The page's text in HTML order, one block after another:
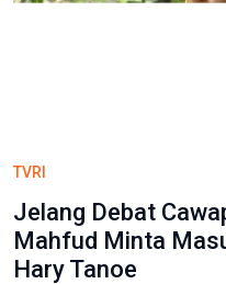
TVRI
Jelang Debat
Mahfud Minta
Hary Tanoe